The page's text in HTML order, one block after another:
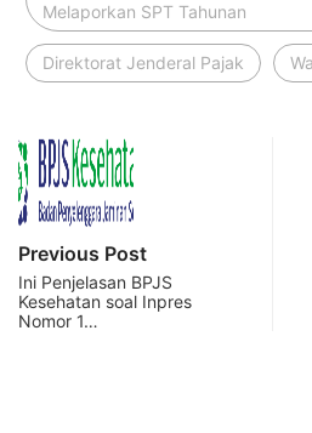
Melaporkan SPT Tahunan
Direktorat Jenderal Pajak
Previous Post
Ini Penjelasan BPJS
Kesehatan soal Inpres
Nomor 1…